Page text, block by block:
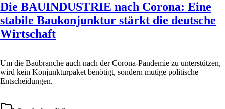
Die BAUINDUSTRIE nach Corona: Eine
stabile Baukonjunktur stärkt die deutsche
Wirtschaft
Um die Baubranche auch nach der Corona-Pandemie zu unterstützen,
wird kein Konjunkturpaket benötigt, sondern mutige politische
Entscheidungen.